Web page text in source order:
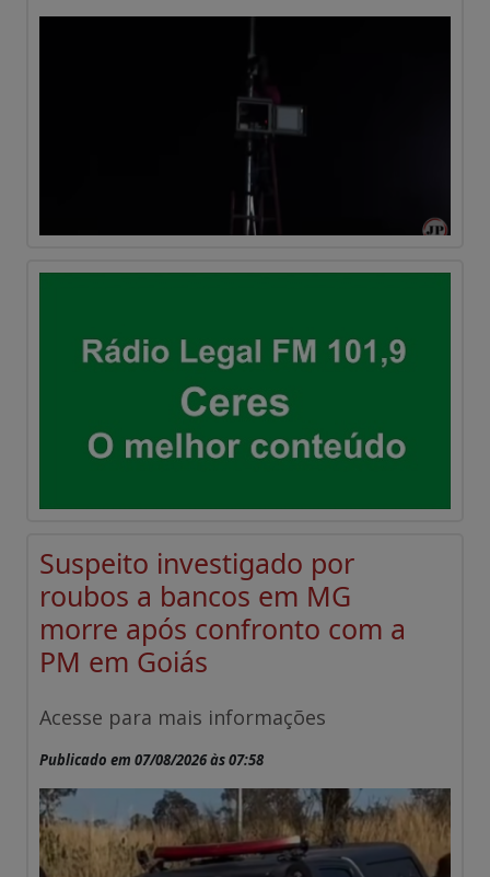
Suspeito investigado por
roubos a bancos em MG
morre após confronto com a
PM em Goiás
Acesse para mais informações
Publicado em 07/08/2026 às 07:58